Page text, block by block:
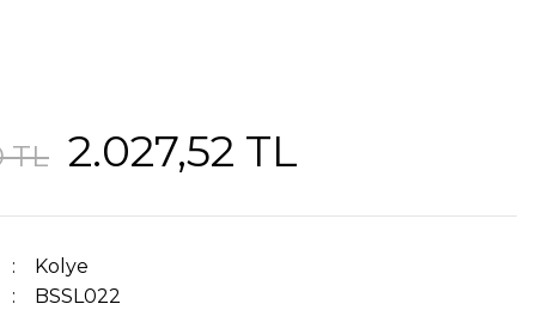
TL 2.027,52 TL
Kolye
BSSL022